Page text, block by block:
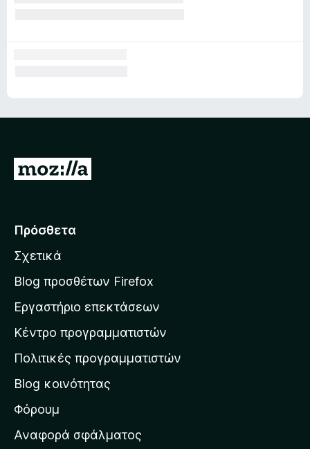
Μ
ά
α
σ
σ
τ
η
α
ρ
χ
Πρόσθετα
Σχετικά
Blog προσθέτων Firefox
Εργαστήριο επεκτάσεων
Κέντρο προγραμματιστών
Πολιτικές προγραμματιστών
Blog κοινότητας
Φόρουμ
Αναφορά σφάλματος